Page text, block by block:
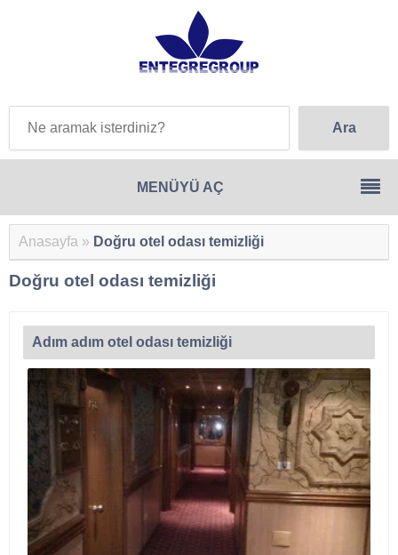
Anasayfa » Doğru otel odası temizliği
Doğru otel odası temizliği
Adım adım otel odası temizliği